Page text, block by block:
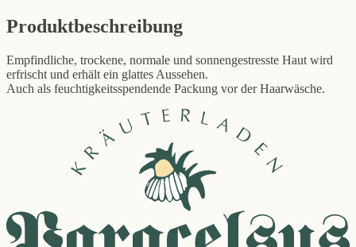
Produktbeschreibung
Empfindliche, trockene, normale und sonnengestresste Haut wird
erfrischt und erhält ein glattes Aussehen.
Auch als feuchtigkeitsspendende Packung vor der Haarwäsche.